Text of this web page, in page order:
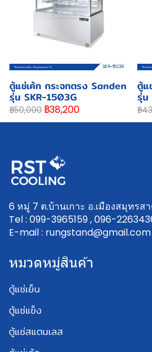
ตู้แช่เค้ก กระจกตรง Sanden
รุ่น SKR-1503G
฿50,000 ฿38,200
ตู้แ
รุ่น
฿
6 หมู่ 7 ต.บ้านเกาะ อ.เมืองสมุทร
Tel : 099-3965159 , 096-
E-mail : rungstand@gmail.com
หมวดหมู่สินค้า
ตู้แช่เย็น
ตู้แช่แข็ง
ตู้แช่สแตนเลส